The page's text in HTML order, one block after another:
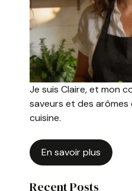
Je suis Claire, et mon
saveurs et des arômes
cuisine.
En savoir plus
Recent Posts